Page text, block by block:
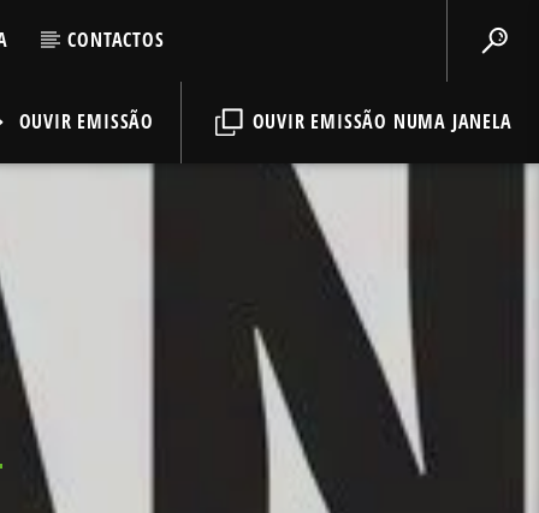
CONTACTOS
OUVIR EMISSÃO NUMA JANELA
OUVIR EMISSÃO